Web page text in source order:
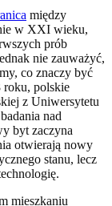
między
w XXI wieku,
prób
nie zauważyć,
co znaczy być
roku, polskie
z Uniwersytetu
nad
byt zaczyna
otwierają nowy
stanu, lecz